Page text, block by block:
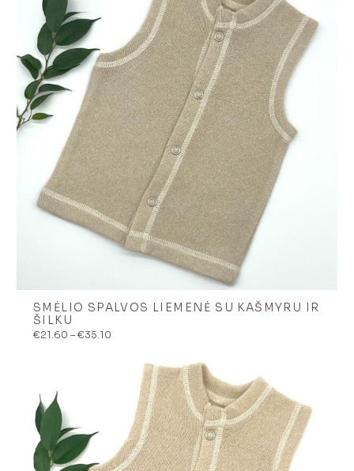
SMĖLIO SPALVOS LIEMENĖ SU KAŠMYRU IR
ŠILKU
€21.60 –€35.10
through
€35.10